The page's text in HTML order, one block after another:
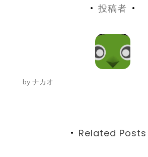
シ
投稿者
by ナカオ
Related Posts